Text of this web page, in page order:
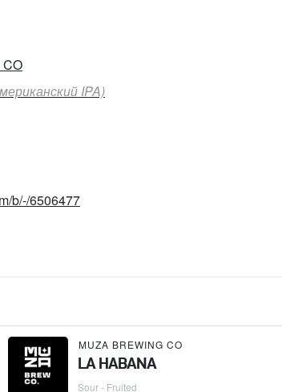
IPA)
b/-/6506477
MUZA BREWING CO
LA HABANA
Sour - Fruited